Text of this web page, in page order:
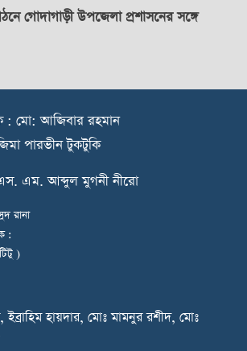
গোদাগাড়ী উপজেলা প্রশাসনের সঙ্গে
: মো: আজিবার রহমান
পারভীন টুকটুকি
এস. এম. আব্দুল মুগনী নীরো
রানা
:
)
হায়দার, মোঃ মামনুর রশীদ, মোঃ